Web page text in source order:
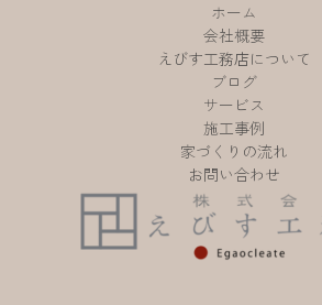
ホーム
会社概要
えびす工務店について
ブログ
サービス
施工事例
家づくりの流れ
お問い合わせ